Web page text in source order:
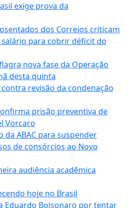
exige prova da
dos Correios criticam
para cobrir déficit do
nova fase da Operação
desta quinta
revisão da condenação
prisão preventiva de
Vorcaro
da ABAC para suspender
de consórcios ao Novo
audiência acadêmica
hoje no Brasil
Eduardo Bolsonaro por tentar